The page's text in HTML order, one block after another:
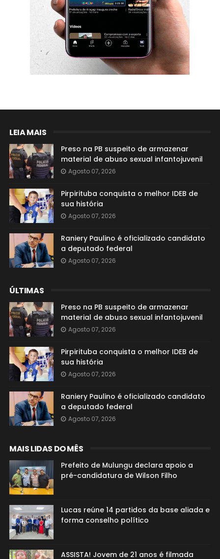
LEIA MAIS
Preso na PB suspeito de armazenar
material de abuso sexual infantojuvenil
Agosto 07, 2026
Pirpirituba conquista o melhor IDEB de
sua história
Agosto 07, 2026
Raniery Paulino é oficializado candidato
a deputado federal
Agosto 07, 2026
ÚLTIMAS
Preso na PB suspeito de armazenar
material de abuso sexual infantojuvenil
Agosto 07, 2026
Pirpirituba conquista o melhor IDEB de
sua história
Agosto 07, 2026
Raniery Paulino é oficializado candidato
a deputado federal
Agosto 07, 2026
MAIS LIDAS DO MÊS
Prefeito de Mulungu declara apoio a
pré-candidatura de Wilson Filho
Lucas reúne 14 partidos da base aliada e
forma conselho político
ASSISTA! Jovem de 21 anos é filmada